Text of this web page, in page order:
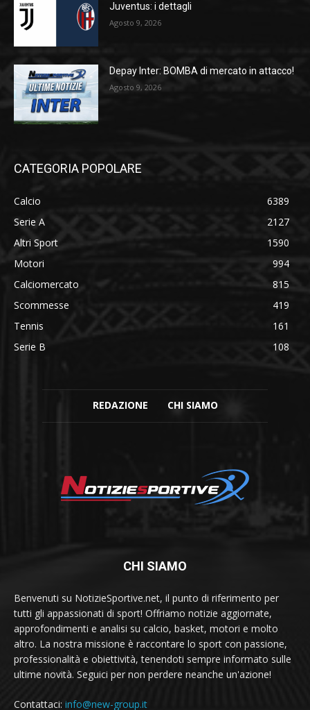
Juventus: i dettagli
Agosto 9, 2026
Depay Inter: BOMBA di mercato in attacco!
Agosto 9, 2026
CATEGORIA POPOLARE
Calcio
6389
Serie A
2127
Altri Sport
1590
Motori
994
Calciomercato
815
Scommesse
419
Tennis
161
Serie B
108
REDAZIONE CHI SIAMO
CHI SIAMO
Benvenuti su NotizieSportive.net, il punto di riferimento per
tutti gli appassionati di sport! Offriamo notizie aggiornate,
approfondimenti e analisi su calcio, basket, motori e molto
altro. La nostra missione è raccontare lo sport con passione,
professionalità e obiettività, tenendoti sempre informato sulle
ultime novità. Seguici per non perdere neanche un'azione!
Contattaci: info@new-group.it